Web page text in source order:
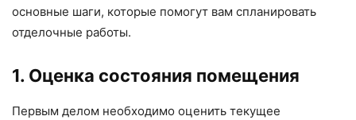
основные шаги, которые помогут вам спланировать
отделочные работы.
1. Оценка состояния помещения
Первым делом необходимо оценить текущее